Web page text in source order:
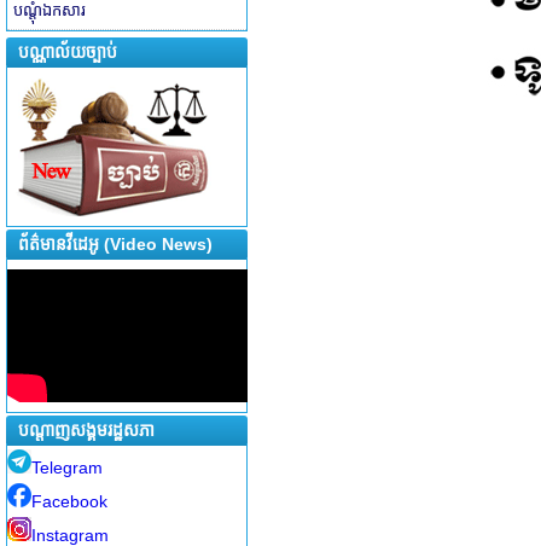
បណ្តុំឯកសារ
បណ្ណាល័យច្បាប់
ព័ត៌មានវីដេអូ (Video News)
បណ្តាញសង្គមរដ្ឋសភា
Telegram
Facebook
Instagram